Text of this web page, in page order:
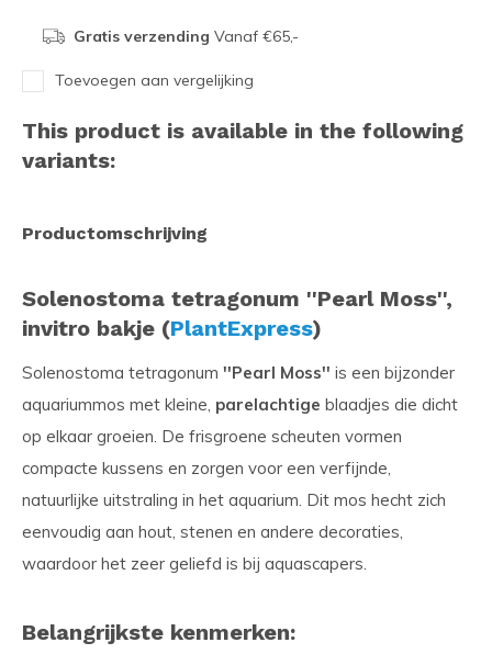
Gratis verzending Vanaf €65,-
Toevoegen aan vergelijking
This product is available in the following
variants:
Productomschrijving
Solenostoma tetragonum ''Pearl Moss'',
invitro bakje (PlantExpress)
Solenostoma tetragonum ''Pearl Moss'' is een bijzonder
aquariummos met kleine, parelachtige blaadjes die dicht
op elkaar groeien. De frisgroene scheuten vormen
compacte kussens en zorgen voor een verfijnde,
natuurlijke uitstraling in het aquarium. Dit mos hecht zich
eenvoudig aan hout, stenen en andere decoraties,
waardoor het zeer geliefd is bij aquascapers.
Belangrijkste kenmerken: